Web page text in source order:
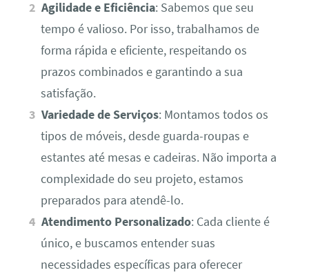
Agilidade e Eficiência: Sabemos que seu
tempo é valioso. Por isso, trabalhamos de
forma rápida e eficiente, respeitando os
prazos combinados e garantindo a sua
satisfação.
Variedade de Serviços: Montamos todos os
tipos de móveis, desde guarda-roupas e
estantes até mesas e cadeiras. Não importa a
complexidade do seu projeto, estamos
preparados para atendê-lo.
Atendimento Personalizado: Cada cliente é
único, e buscamos entender suas
necessidades específicas para oferecer